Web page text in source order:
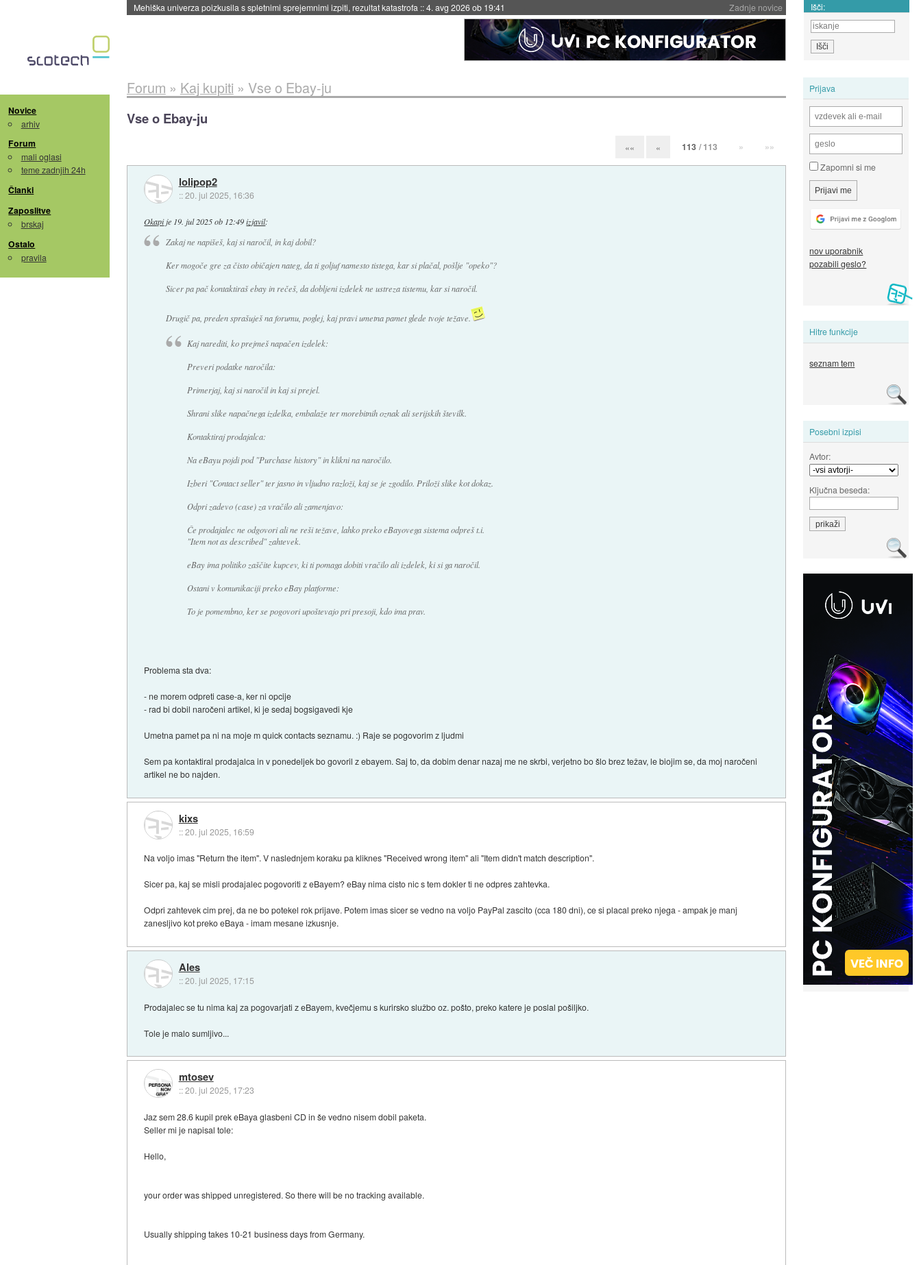
Zadnje novice
Evropska vesoljska agencija razvija svojo raketo za večkratno uporabo::4. avg 2026 ob 19:41 Išči:
Novice
arhiv
Forum
mali oglasi
teme zadnjih 24h
Članki
Zaposlitve
brskaj
Ostalo
pravila
Prijava
Zapomni si me
nov uporabnik
pozabili geslo?
Hitre funkcije
seznam tem
Posebni izpisi
Avtor:
Ključna beseda:
Forum » Kaj kupiti » Vse o Ebay-ju
Vse o Ebay-ju
«« « 113 / 113 » »»
lolipop2
::20. jul 2025, 16:36
Okapije 19. jul 2025 ob 12:49 izjavil:
Zakaj ne napišeš, kaj si naročil, in kaj dobil?
Ker mogoče gre za čisto običajen nateg, da ti goljuf namesto tistega, kar si plačal, pošlje "opeko"?
Sicer pa pač kontaktiraš ebay in rečeš, da dobljeni izdelek ne ustreza tistemu, kar si naročil.
Drugič pa, preden sprašuješ na forumu, poglej, kaj pravi umetna pamet glede tvoje težave.
Kaj narediti, ko prejmeš napačen izdelek:
Preveri podatke naročila:
Primerjaj, kaj si naročil in kaj si prejel.
Shrani slike napačnega izdelka, embalaže ter morebitnih oznak ali serijskih številk.
Kontaktiraj prodajalca:
Na eBayu pojdi pod "Purchase history" in klikni na naročilo.
Izberi "Contact seller" ter jasno in vljudno razloži, kaj se je zgodilo. Priloži slike kot dokaz.
Odpri zadevo (case) za vračilo ali zamenjavo:
Če prodajalec ne odgovori ali ne reši težave, lahko preko eBayovega sistema odpreš t.i.
"Item not as described" zahtevek.
eBay ima politiko zaščite kupcev, ki ti pomaga dobiti vračilo ali izdelek, ki si ga naročil.
Ostani v komunikaciji preko eBay platforme:
To je pomembno, ker se pogovori upoštevajo pri presoji, kdo ima prav.
Problema sta dva:
- ne morem odpreti case-a, ker ni opcije
- rad bi dobil naročeni artikel, ki je sedaj bogsigavedi kje
Umetna pamet pa ni na moje m quick contacts seznamu. :) Raje se pogovorim z ljudmi
Sem pa kontaktiral prodajalca in v ponedeljek bo govoril z ebayem. Saj to, da dobim denar nazaj me ne skrbi, verjetno bo šlo brez težav, le biojim se, da moj naročeni
artikel ne bo najden.
kixs
::20. jul 2025, 16:59
Na voljo imas "Return the item". V naslednjem koraku pa kliknes "Received wrong item" ali "Item didn't match description".
Sicer pa, kaj se misli prodajalec pogovoriti z eBayem? eBay nima cisto nic s tem dokler ti ne odpres zahtevka.
Odpri zahtevek cim prej, da ne bo potekel rok prijave. Potem imas sicer se vedno na voljo PayPal zascito (cca 180 dni), ce si placal preko njega - ampak je manj
zanesljivo kot preko eBaya - imam mesane izkusnje.
Ales
::20. jul 2025, 17:15
Prodajalec se tu nima kaj za pogovarjati z eBayem, kvečjemu s kurirsko službo oz. pošto, preko katere je poslal pošiljko.
Tole je malo sumljivo...
mtosev
::20. jul 2025, 17:23
Jaz sem 28.6 kupil prek eBaya glasbeni CD in še vedno nisem dobil paketa.
Seller mi je napisal tole:
Hello,
your order was shipped unregistered. So there will be no tracking available.
Usually shipping takes 10-21 business days from Germany.